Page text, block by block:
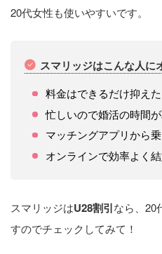
20代女性も使いやすいです。
スマリッジはこんな人に
料金はできるだけ抑え
忙しいので婚活の時間
マッチングアプリから
オンラインで効率よく
スマリッジはU28割引なら、20
すのでチェックしてみて！